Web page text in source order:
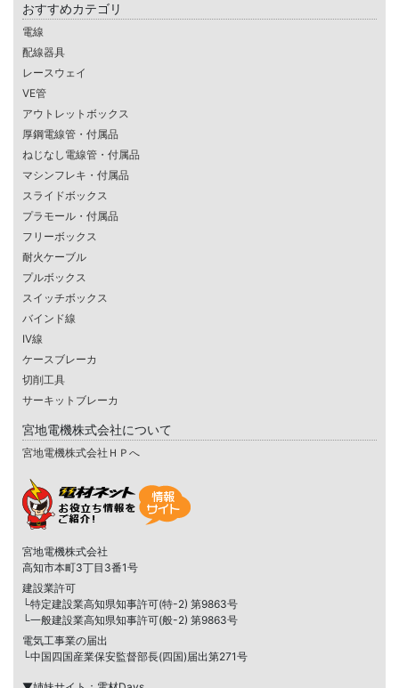
おすすめカテゴリ
電線
配線器具
レースウェイ
VE管
アウトレットボックス
厚鋼電線管・付属品
ねじなし電線管・付属品
マシンフレキ・付属品
スライドボックス
プラモール・付属品
フリーボックス
耐火ケーブル
プルボックス
スイッチボックス
バインド線
IV線
ケースブレーカ
切削工具
サーキットブレーカ
宮地電機株式会社について
宮地電機株式会社ＨＰへ
宮地電機株式会社
高知市本町3丁目3番1号
建設業許可
└特定建設業高知県知事許可(特-2) 第9863号
└一般建設業高知県知事許可(般-2) 第9863号
電気工事業の届出
└中国四国産業保安監督部長(四国)届出第271号